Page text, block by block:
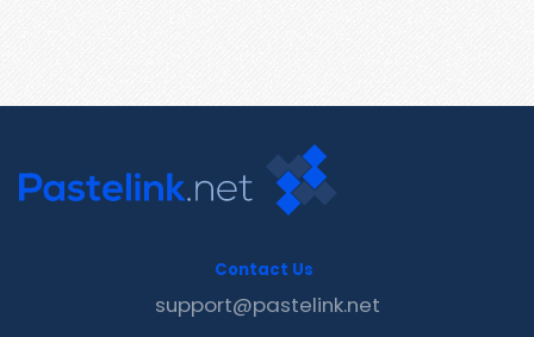
Contact Us
support@pastelink.net